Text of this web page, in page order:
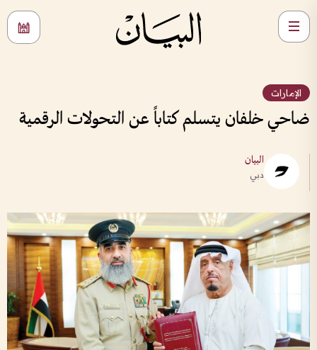
الإمارات
ضاحي خلفان يتسلم كتاباً عن التحولات الرقمية
البيان
دبي